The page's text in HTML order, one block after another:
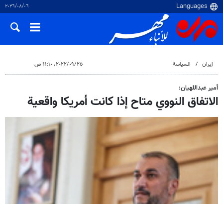
٠٦‏/٠٨‏/٢٠٢٦
إيران السياسة ٢٥‏/٠٩‏/٢٠٢٢، ١١:١٠ ص
أمير عبداللهيان:
الاتفاق النووي متاح إذا كانت أمريكا واقعية